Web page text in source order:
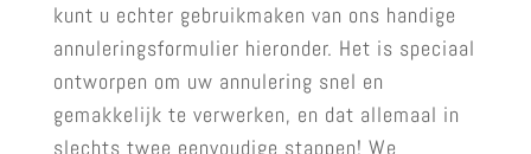
kunt u echter gebruikmaken van ons handige
annuleringsformulier hieronder. Het is speciaal
ontworpen om uw annulering snel en
gemakkelijk te verwerken, en dat allemaal in
slechts twee eenvoudige stappen! We